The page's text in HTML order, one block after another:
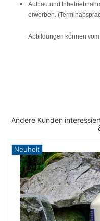
Aufbau und
erwerben.
Abbildungen können
Andere Kunden
Neuheit